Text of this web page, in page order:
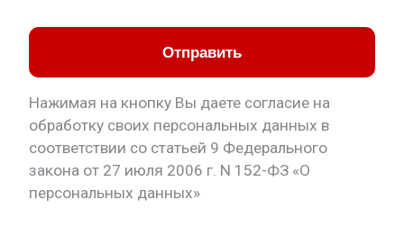
Отправить
Нажимая на кнопку Вы даете согласие на
обработку своих персональных данных в
соответствии со статьей 9 Федерального
закона от 27 июля 2006 г. N 152-ФЗ «О
персональных данных»